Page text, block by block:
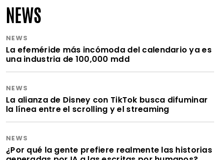
NEWS
NEWS
La efeméride más incómoda del calendario ya es
una industria de 100,000 mdd
NEWS
La alianza de Disney con TikTok busca difuminar
la línea entre el scrolling y el streaming
NEWS
¿Por qué la gente prefiere realmente las historias